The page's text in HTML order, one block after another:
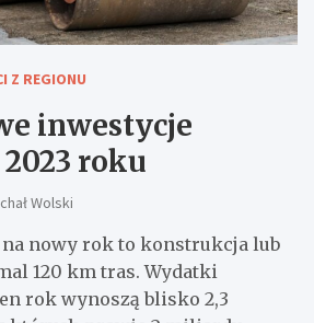
Z REGIONU
inwestycje
roku
Wolski
nowy rok to konstrukcja lub
120 km tras. Wydatki
rok wynoszą blisko 2,3